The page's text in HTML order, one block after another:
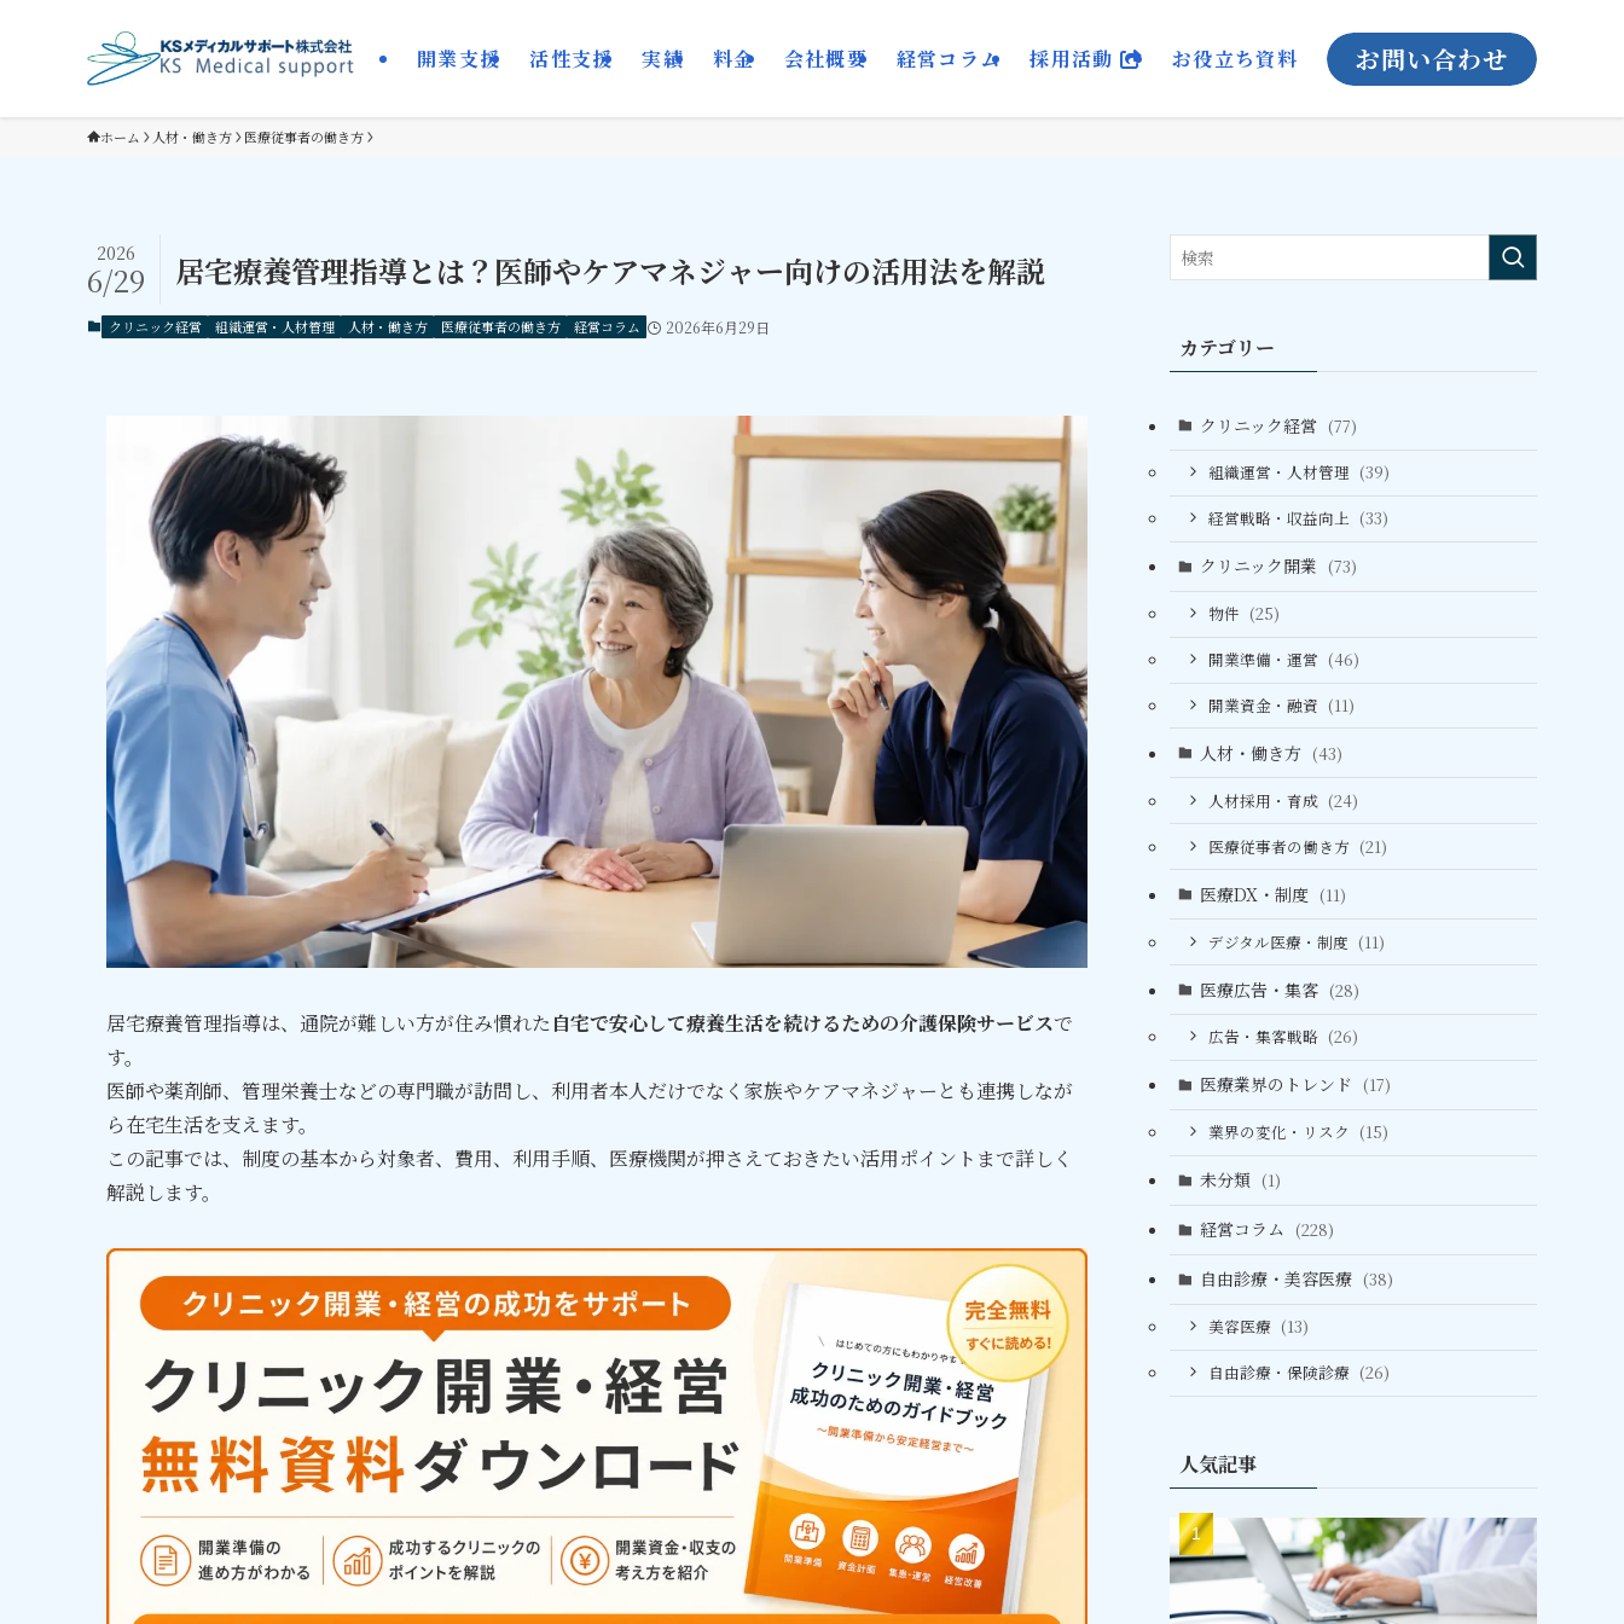
開業支援 活性支援 実績 料金 会社概要 経営コラム 採用活動 お役立ち資料 お問い合わせ
ホーム 人材・働き方 医療従事者の働き方
居宅療養管理指導とは？医師やケアマネジャー向けの活用法を解説
2026
6/29
クリニック経営 組織運営・人材管理 人材・働き方 医療従事者の働き方 経営コラム 2026年6月29日
居宅療養管理指導は、通院が難しい方が住み慣れた自宅で安心して療養生活を続けるための介護保険サービスで
す。
医師や薬剤師、管理栄養士などの専門職が訪問し、利用者本人だけでなく家族やケアマネジャーとも連携しなが
ら在宅生活を支えます。
この記事では、制度の基本から対象者、費用、利用手順、医療機関が押さえておきたい活用ポイントまで詳しく
解説します。
カテゴリー
クリニック経営 (77)
組織運営・人材管理 (39)
経営戦略・収益向上 (33)
クリニック開業 (73)
物件 (25)
開業準備・運営 (46)
開業資金・融資 (11)
人材・働き方 (43)
人材採用・育成 (24)
医療従事者の働き方 (21)
医療DX・制度 (11)
デジタル医療・制度 (11)
医療広告・集客 (28)
広告・集客戦略 (26)
医療業界のトレンド (17)
業界の変化・リスク (15)
未分類 (1)
経営コラム (228)
自由診療・美容医療 (38)
美容医療 (13)
自由診療・保険診療 (26)
人気記事